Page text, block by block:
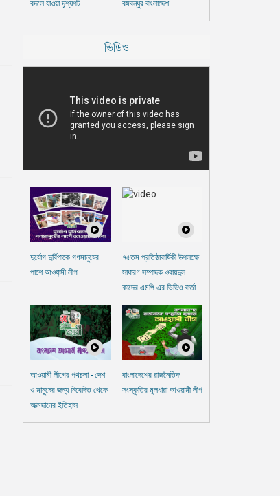
বদলে যাওয়া দৃশ্যপট
বঙ্গবন্ধুর বাংলাদেশ
ভিডিও
দুর্যোগ দুর্বিপাকে গণমানুষের
পাশে আওযা়মী লীগ
৭৫তম প্রতিষ্ঠাবার্ষিকী উপলক্ষে
সাধারণ সম্পাদক ওবায়দুল
কাদের এমপি-এর ভিডিও বার্তা
আওয়ামী লীগের পথচলা - দেশ
ও মানুষের জন্য নিবেদিত থেকে
আত্মদানের ইতিহাস
বাংলাদেশের রাজনৈতিক
সংস্কৃতির মূলধারা আওয়ামী লীগ